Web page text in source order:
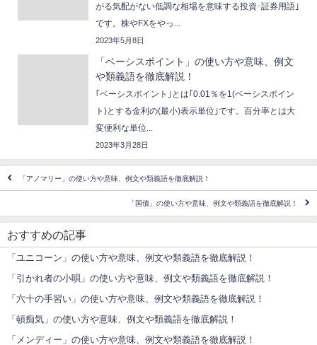
がる気配がない低調な相場を意味する投資･証券用語｣
です。株やFXをやっ...
2023年5月8日
「ベーシスポイント」の使い方や意味、例文
や類義語を徹底解説！
｢ベーシスポイント｣とは｢0.01％を1(ベーシスポイン
ト)とする金利の(最小)表示単位｣です。百分率とは大
変便利な単位...
2023年3月28日
「アノマリー」の使い方や意味、例文や類義語を徹底解説！
「国債」の使い方や意味、例文や類義語を徹底解説！
おすすめの記事
「ユニコーン」の使い方や意味、例文や類義語を徹底解説！
「引かれ者の小唄」の使い方や意味、例文や類義語を徹底解説！
「六十の手習い」の使い方や意味、例文や類義語を徹底解説！
「頓痴気」の使い方や意味、例文や類義語を徹底解説！
「メンディー」の使い方や意味、例文や類義語を徹底解説！